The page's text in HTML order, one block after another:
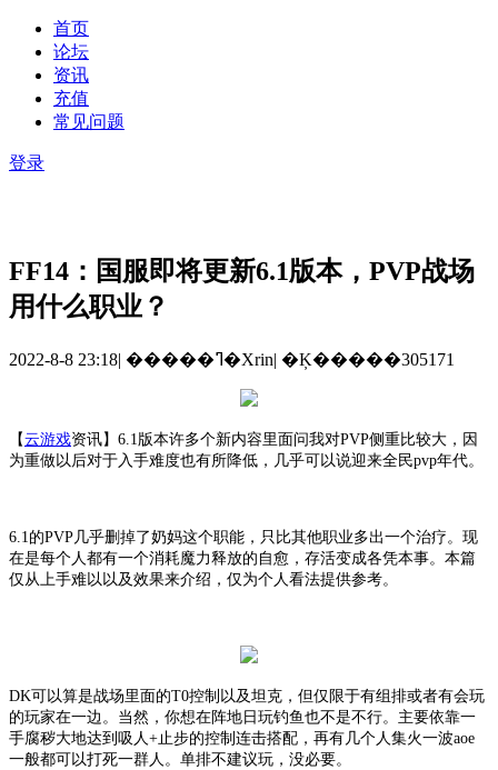
首页
论坛
资讯
充值
常见问题
登录
FF14：国服即将更新6.1版本，PVP战场
用什么职业？
2022-8-8 23:18| �����ߣ�Xrin| �Ķ�����305171
【云游戏资讯】 6.1版本许多个新内容里面问我对PVP侧重比较大，因
为重做以后对于入手难度也有所降低，几乎可以说迎来全民pvp年代。
6.1的PVP几乎删掉了奶妈这个职能，只比其他职业多出一个治疗。现
在是每个人都有一个消耗魔力释放的自愈，存活变成各凭本事。本篇
仅从上手难以以及效果来介绍，仅为个人看法提供参考。
DK可以算是战场里面的T0控制以及坦克，但仅限于有组排或者有会玩
的玩家在一边。当然，你想在阵地日玩钓鱼也不是不行。主要依靠一
手腐秽大地达到吸人+止步的控制连击搭配，再有几个人集火一波aoe
一般都可以打死一群人。单排不建议玩，没必要。